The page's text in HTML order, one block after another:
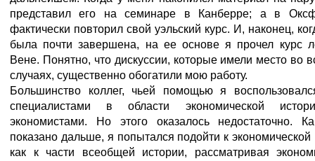
представил его на семинаре в Канберре; а в
фактически повторил свой уэльский курс. И, наконец,
была почти завершена, на ее основе я прочел курс
Вене. Понятно, что дискуссии, которые имели место во
случаях, существенно обогатили мою работу.
Большинство коллег, чьей помощью я
специалистами в области экономической
экономистами. Но этого оказалось недостаточно.
показано дальше, я попытался подойти к экономической
как к части всеобщей истории, рассматривая